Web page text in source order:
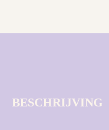
BESCHRIJVING